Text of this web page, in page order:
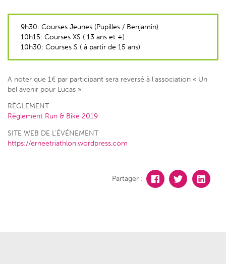
9h30: Courses Jeunes (Pupilles / Benjamin)
10h15: Courses XS ( 13 ans et +)
10h30: Courses S ( à partir de 15 ans)
A noter que 1€ par participant sera reversé à l’association « Un
bel avenir pour Lucas »
RÈGLEMENT
Règlement Run & Bike 2019
SITE WEB DE L’ÉVÉNEMENT
https://erneetriathlon.wordpress.com
Partager :